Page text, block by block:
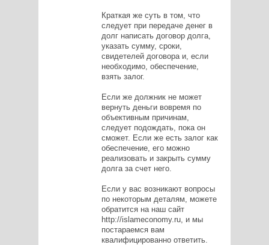
Краткая же суть в том, что
следует при передаче денег в
долг написать договор долга,
указать сумму, сроки,
свидетелей договора и, если
необходимо, обеспечение,
взять залог.
Если же должник не может
вернуть деньги вовремя по
объективным причинам,
следует подождать, пока он
сможет. Если же есть залог как
обеспечение, его можно
реализовать и закрыть сумму
долга за счет него.
Если у вас возникают вопросы
по некоторым деталям, можете
обратится на наш сайт
http://islameconomy.ru, и мы
постараемся вам
квалифицированно ответить.